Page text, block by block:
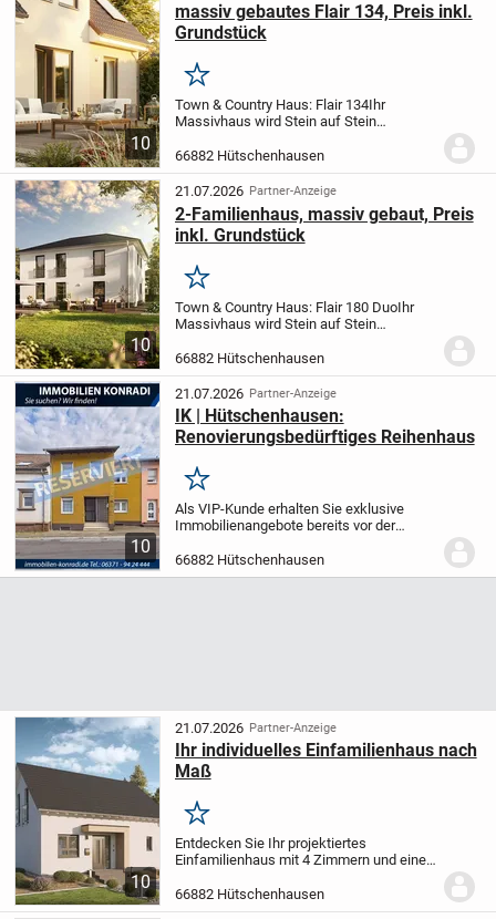
10
massiv gebautes Flair 134, Preis inkl.
Grundstück
Merken
Town & Country Haus: Flair 134Ihr
Massivhaus wird Stein auf Stein
schlüsselfertiges Haus, das heißt Sie
müssen vor dem Einzug in Ihr Traumhaus
nur noch...
66882 Hütschenhausen
10
21.07.2026 Partner-Anzeige
2-Familienhaus, massiv gebaut, Preis
inkl. Grundstück
Merken
Town & Country Haus: Flair 180 DuoIhr
Massivhaus wird Stein auf Stein
schlüsselfertiges Haus, das heißt Sie
müssen vor dem Einzug in Ihr Traumhaus
nur...
66882 Hütschenhausen
10
21.07.2026 Partner-Anzeige
IK | Hütschenhausen:
Renovierungsbedürftiges Reihenhaus
Merken
Als VIP-Kunde erhalten Sie exklusive
Immobilienangebote bereits vor der
sich diesen Vorteil nicht entgehen und
treten Sie unserer Telegram-Gruppe bei:...
66882 Hütschenhausen
10
21.07.2026 Partner-Anzeige
Ihr individuelles Einfamilienhaus nach
Maß
Merken
Entdecken Sie Ihr projektiertes
Einfamilienhaus mit 4 Zimmern und einer
nach Ihren persönlichen Vorstellungen
gestaltet wird. Auf zwei Etagen erwarten
66882 Hütschenhausen